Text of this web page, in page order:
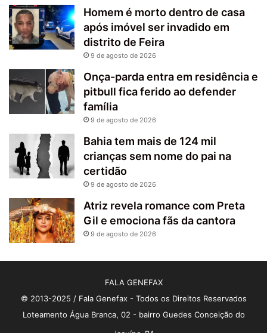
Homem é morto dentro de casa
após imóvel ser invadido em
distrito de Feira
9 de agosto de 2026
Onça-parda entra em residência e
pitbull fica ferido ao defender
família
9 de agosto de 2026
Bahia tem mais de 124 mil
crianças sem nome do pai na
certidão
9 de agosto de 2026
Atriz revela romance com Preta
Gil e emociona fãs da cantora
9 de agosto de 2026
FALA GENEFAX
© 2013-2025 / Fala Genefax - Todos os Direitos Reservados
Loteamento Água Branca, 02 - bairro Guedes Conceição do